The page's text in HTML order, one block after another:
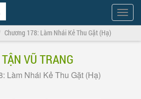
Show
Menu
Chương 178: Làm Nhái Kẻ Thu Gặt (Hạ)
VŨ TRANG
Làm Nhái Kẻ Thu Gặt (Hạ)